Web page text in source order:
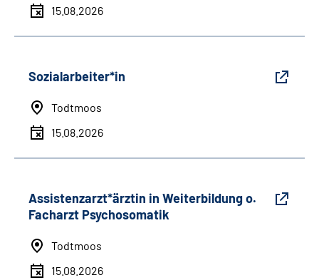
15.08.2026
Sozialarbeiter*in
Todtmoos
15.08.2026
Assistenzarzt*ärztin in Weiterbildung o.
Facharzt Psychosomatik
Todtmoos
15.08.2026